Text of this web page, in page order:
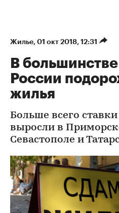
Жилье⁠, 01 окт 2018, 12:31
В
России
жилья
Больше всего
выросли в
Севастополе и